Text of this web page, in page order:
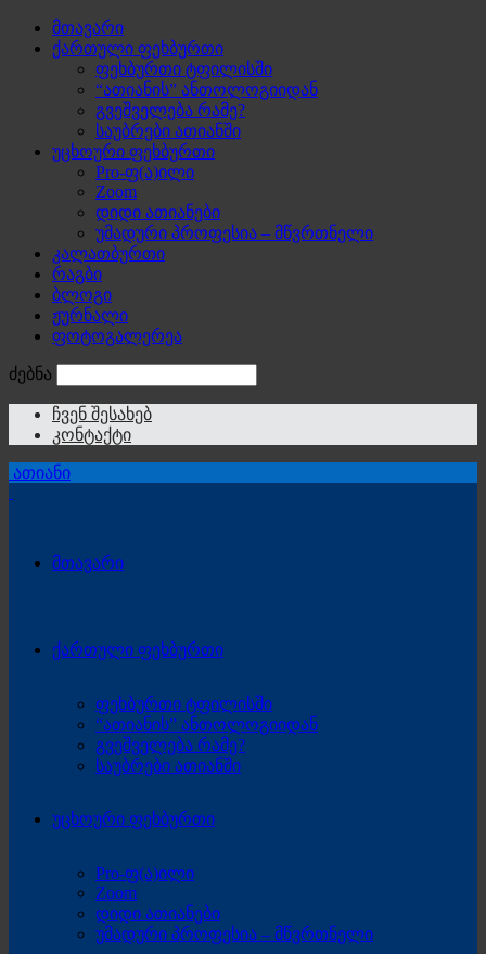
მთავარი
ქართული ფეხბურთი
ფეხბურთი ტფილისში
“ათიანის” ანთოლოგიიდან
გვეშველება რამე?
საუბრები ათიანში
უცხოური ფეხბურთი
Pro-ფ(ა)ილი
Zoom
დიდი ათიანები
უმადური პროფესია – მწვრთნელი
კალათბურთი
რაგბი
ბლოგი
ჟურნალი
ფოტოგალერეა
ძებნა
ჩვენ შესახებ
კონტაქტი
ათიანი
მთავარი
ქართული ფეხბურთი
ფეხბურთი ტფილისში
“ათიანის” ანთოლოგიიდან
გვეშველება რამე?
საუბრები ათიანში
უცხოური ფეხბურთი
Pro-ფ(ა)ილი
Zoom
დიდი ათიანები
უმადური პროფესია – მწვრთნელი